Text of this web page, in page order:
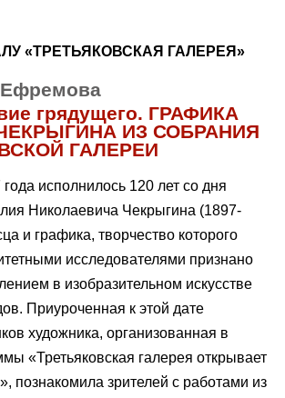
«ТРЕТЬЯКОВСКАЯ ГАЛЕРЕЯ»
Ефремова
грядущего. ГРАФИКА
ИЗ СОБРАНИЯ
ГАЛЕРЕИ
исполнилось 120 лет со дня
Николаевича Чекрыгина (1897-
и графика, творчество которого
исследователями признано
в изобразительном искусстве
Приуроченная к этой дате
художника, организованная в
«Третьяковская галерея открывает
познакомила зрителей с работами из